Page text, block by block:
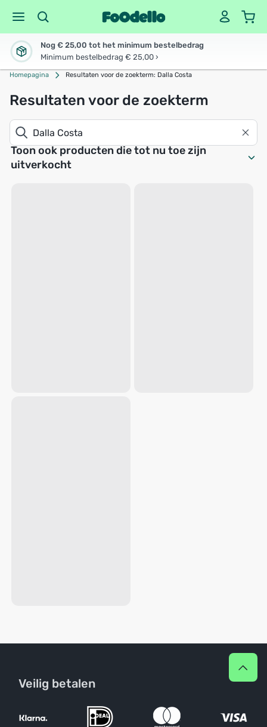
Nog € 25,00 tot het minimum bestelbedrag
Minimum bestelbedrag € 25,00 ›
Homepagina Resultaten voor de zoekterm: Dalla Costa
Resultaten voor de zoekterm
Toon ook producten die tot nu toe zijn
uitverkocht
Veilig betalen